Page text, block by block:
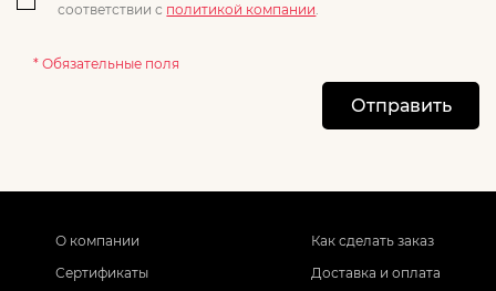
соответствии с политикой компании.
* Обязательные поля
Отправить
О компании
Сертификаты
Как сделать заказ
Доставка и оплата